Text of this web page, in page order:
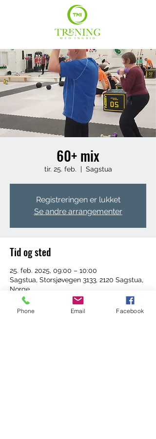
60+ mix
tir. 25. feb.
  |
Sagstua
Registreringen er lukket
Se andre arrangementer
Tid og sted
25. feb. 2025, 09:00 – 10:00
Sagstua, Storsjøvegen 3133, 2120 Sagstua,
Norge
Phone Email Facebook